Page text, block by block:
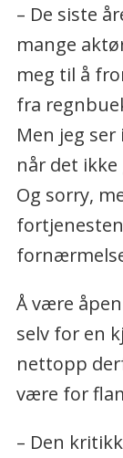
– De siste
mange
meg til å
fra
Men jeg
når det
Og sorry,
Å være
selv for en
nettopp
være for
– Den